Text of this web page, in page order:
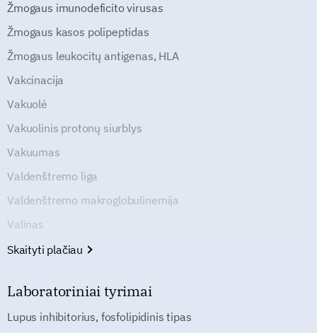
Žmogaus imunodeficito virusas
Žmogaus kasos polipeptidas
Žmogaus leukocitų antigenas, HLA
Vakcinacija
Vakuolė
Vakuolinis protonų siurblys
Vakuumas
Valdenštremo liga
Valdenštremo makroglobulinemija
Valinas
Skaityti plačiau
Laboratoriniai tyrimai
Lupus inhibitorius, fosfolipidinis tipas